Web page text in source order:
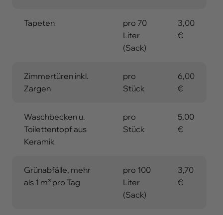
Tapeten
pro 70
Liter
(Sack)
3,00
€
Zimmertüren inkl.
Zargen
pro
Stück
6,00
€
Waschbecken u.
Toilettentopf aus
Keramik
pro
Stück
5,00
€
Grünabfälle, mehr
als 1 m³ pro Tag
pro 100
Liter
(Sack)
3,70
€